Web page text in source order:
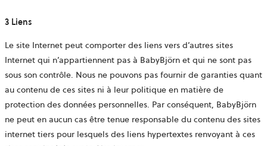
3 Liens
Le site Internet peut comporter des liens vers d’autres sites
Internet qui n’appartiennent pas à BabyBjörn et qui ne sont pas
sous son contrôle. Nous ne pouvons pas fournir de garanties quant
au contenu de ces sites ni à leur politique en matière de
protection des données personnelles. Par conséquent, BabyBjörn
ne peut en aucun cas être tenue responsable du contenu des sites
internet tiers pour lesquels des liens hypertextes renvoyant à ces